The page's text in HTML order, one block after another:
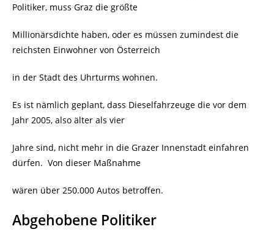
Politiker, muss Graz die größte
Millionärsdichte haben, oder es müssen zumindest die
reichsten Einwohner von Österreich
in der Stadt des Uhrturms wohnen.
Es ist nämlich geplant, dass Dieselfahrzeuge die vor dem
Jahr 2005, also älter als vier
Jahre sind, nicht mehr in die Grazer Innenstadt einfahren
dürfen. Von dieser Maßnahme
wären über 250.000 Autos betroffen.
Abgehobene Politiker